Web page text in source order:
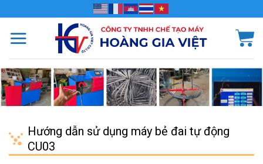
đến
nội
Hướng dẫn sử dụng máy bẻ đai tự động
CU03